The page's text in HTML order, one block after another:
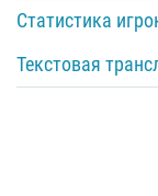
Статистика
Текстовая